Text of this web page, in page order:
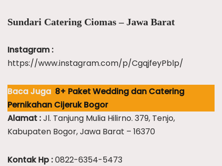
Sundari Catering Ciomas – Jawa Barat
Instagram :
https://www.instagram.com/p/CgqjfeyPblp/
Baca Juga 8+ Paket Wedding dan Catering
Pernikahan Cijeruk Bogor
Alamat :Jl. Tanjung Mulia Hilirno. 379, Tenjo,
Kabupaten Bogor, Jawa Barat – 16370
Kontak Hp :0822-6354-5473